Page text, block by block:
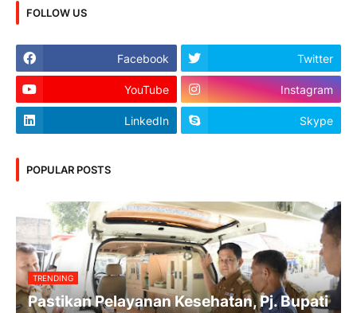
FOLLOW US
Facebook Twitter
YouTube Instagram
LinkedIn Skype
POPULAR POSTS
TRENDING
Pastikan Pelayanan Kesehatan, Pj. Bupati